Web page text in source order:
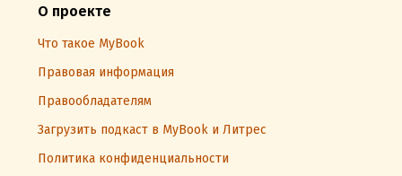
О проекте
Что такое MyBook
Правовая информация
Правообладателям
Загрузить подкаст в MyBook и Литрес
Политика конфиденциальности